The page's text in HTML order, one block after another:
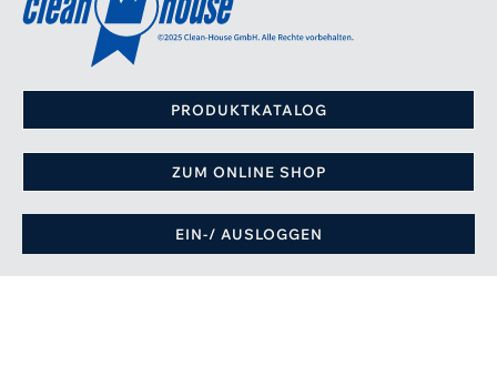
PRODUKTKATALOG
ZUM ONLINE SHOP
EIN-/ AUSLOGGEN